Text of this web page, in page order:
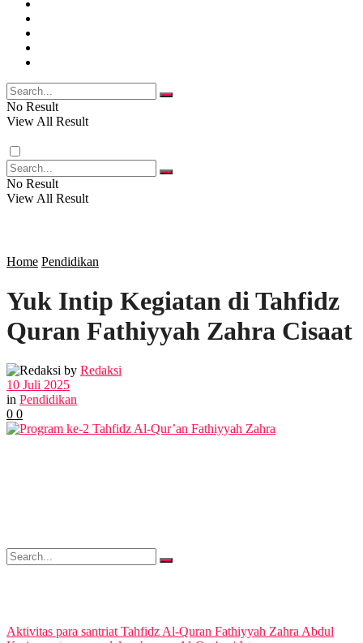
PENDIDIKAN
SOSOK
POLITIK
OPINI
No Result
View All Result
No Result
View All Result
Home Pendidikan
Yuk Intip Kegiatan di Tahfidz
Quran Fathiyyah Zahra Cisaat
by Redaksi
10 Juli 2025
in Pendidikan
0 0
Aktivitas para santriat Tahfidz Al-Quran Fathiyyah Zahra Abdul